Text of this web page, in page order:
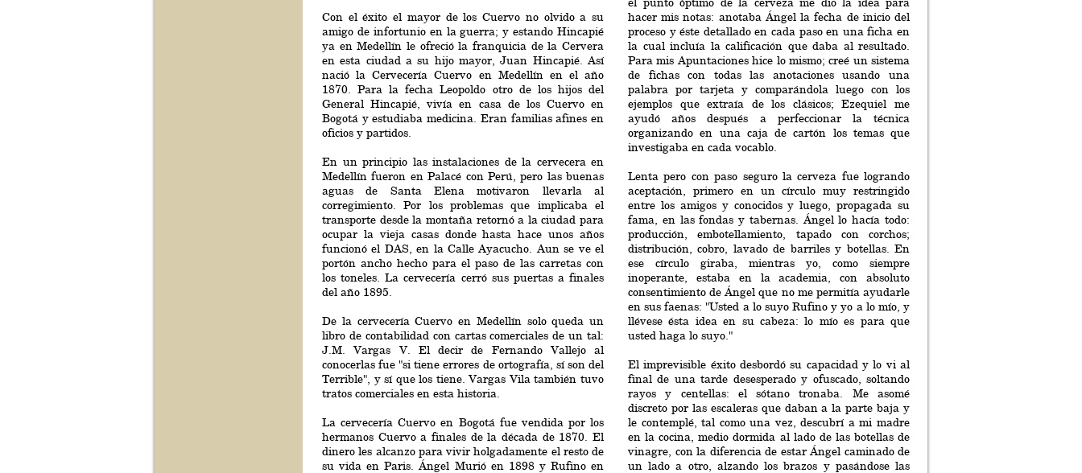
Con el éxito el mayor de los Cuervo no olvido a su
amigo de infortunio en la guerra; y estando Hincapié
ya en Medellín le ofreció la franquicia de la Cervera
en esta ciudad a su hijo mayor, Juan Hincapié. Así
nació la Cervecería Cuervo en Medellín en el año
1870. Para la fecha Leopoldo otro de los hijos del
General Hincapié, vivía en casa de los Cuervo en
Bogotá y estudiaba medicina. Eran familias afines en
oficios y partidos.
En un principio las instalaciones de la cervecera en
Medellín fueron en Palacé con Perú, pero las buenas
aguas de Santa Elena motivaron llevarla al
corregimiento. Por los problemas que implicaba el
transporte desde la montaña retornó a la ciudad para
ocupar la vieja casas donde hasta hace unos años
funcionó el DAS, en la Calle Ayacucho. Aun se ve el
portón ancho hecho para el paso de las carretas con
los toneles. La cervecería cerró sus puertas a finales
del año 1895.
De la cervecería Cuervo en Medellín solo queda un
libro de contabilidad con cartas comerciales de un tal:
J.M. Vargas V. El decir de Fernando Vallejo al
conocerlas fue "si tiene errores de ortografía, sí son del
Terrible", y sí que los tiene. Vargas Vila también tuvo
tratos comerciales en esta historia.
La cervecería Cuervo en Bogotá fue vendida por los
hermanos Cuervo a finales de la década de 1870. El
dinero les alcanzo para vivir holgadamente el resto de
su vida en Paris. Ángel Murió en 1898 y Rufino en
hacer mis notas: anotaba Ángel la fecha de inicio del
proceso y éste detallado en cada paso en una ficha en
la cual incluía la calificación que daba al resultado.
Para mis Apuntaciones hice lo mismo; creé un sistema
de fichas con todas las anotaciones usando una
palabra por tarjeta y comparándola luego con los
ejemplos que extraía de los clásicos; Ezequiel me
ayudó años después a perfeccionar la técnica
organizando en una caja de cartón los temas que
investigaba en cada vocablo.
Lenta pero con paso seguro la cerveza fue logrando
aceptación, primero en un círculo muy restringido
entre los amigos y conocidos y luego, propagada su
fama, en las fondas y tabernas. Ángel lo hacía todo:
producción, embotellamiento, tapado con corchos;
distribución, cobro, lavado de barriles y botellas. En
ese círculo giraba, mientras yo, como siempre
inoperante, estaba en la academia, con absoluto
consentimiento de Ángel que no me permitía ayudarle
en sus faenas: "Usted a lo suyo Rufino y yo a lo mío, y
llévese ésta idea en su cabeza: lo mío es para que
usted haga lo suyo."
El imprevisible éxito desbordó su capacidad y lo vi al
final de una tarde desesperado y ofuscado, soltando
rayos y centellas: el sótano tronaba. Me asomé
discreto por las escaleras que daban a la parte baja y
le contemplé, tal como una vez, descubrí a mi madre
en la cocina, medio dormida al lado de las botellas de
vinagre, con la diferencia de estar Ángel caminado de
un lado a otro, alzando los brazos y pasándose las